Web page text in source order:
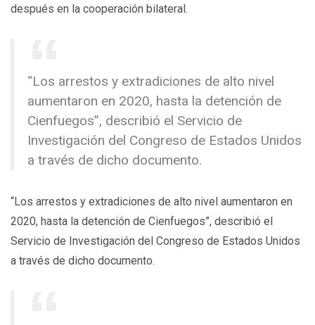
después en la cooperación bilateral.
“Los arrestos y extradiciones de alto nivel
aumentaron en 2020, hasta la detención de
Cienfuegos”, describió el Servicio de
Investigación del Congreso de Estados Unidos
a través de dicho documento.
“Los arrestos y extradiciones de alto nivel aumentaron en
2020, hasta la detención de Cienfuegos”, describió el
Servicio de Investigación del Congreso de Estados Unidos
a través de dicho documento.